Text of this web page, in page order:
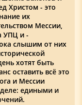
Христом - это
их
Мессии,
УПЦ и -
слышим от них
хотят быть
оставить всё это
и Мессии
едиными и